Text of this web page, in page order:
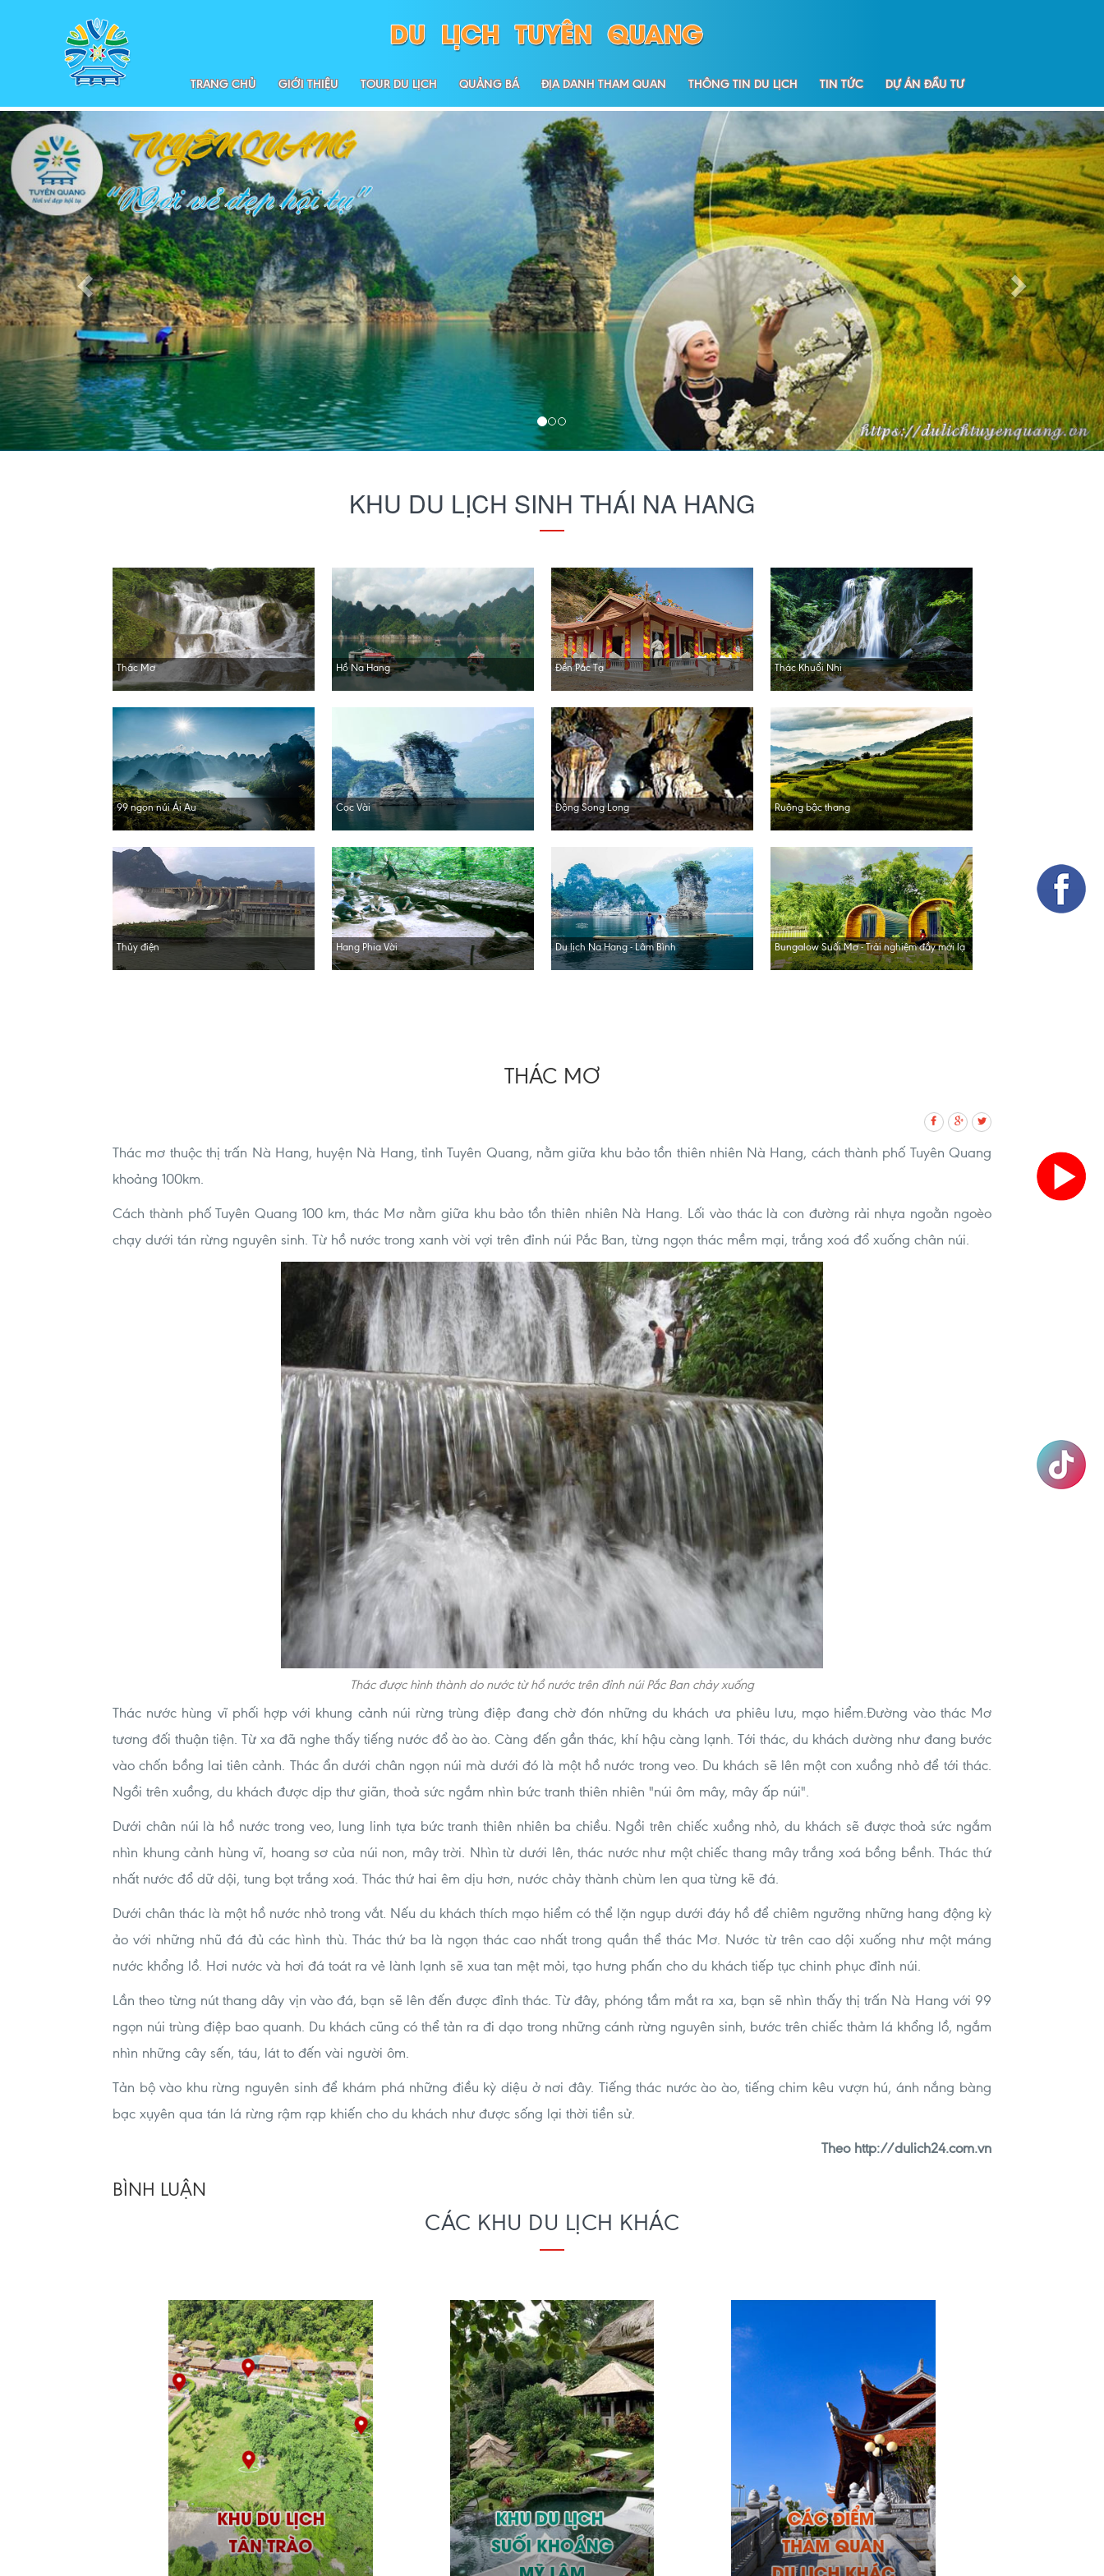
TRANG CHỦ GIỚI THIỆU TOUR DU LỊCH QUẢNG BÁ ĐỊA DANH THAM QUAN THÔNG TIN DU LỊCH TIN TỨC DỰ ÁN ĐẦU TƯ
KHU DU LỊCH SINH THÁI NA HANG
Thác Mơ Hồ Na Hang Đền Pắc Tạ Thác Khuổi Nhi
99 ngọn núi Ái Au Cọc Vài Động Song Long Ruộng bậc thang
Thủy điện Hang Phia Vài Du lịch Na Hang - Lâm Bình Bungalow Suối Mơ - Trải nghiệm đầy mới lạ
THÁC MƠ
Thác mơ thuộc thị trấn Nà Hang, huyện Nà Hang, tỉnh Tuyên Quang, nằm giữa khu bảo tồn thiên nhiên Nà Hang, cách thành phố Tuyên Quang
khoảng 100km.
Cách thành phố Tuyên Quang 100 km, thác Mơ nằm giữa khu bảo tồn thiên nhiên Nà Hang. Lối vào thác là con đường rải nhựa ngoằn ngoèo
chạy dưới tán rừng nguyên sinh. Từ hồ nước trong xanh vời vợi trên đỉnh núi Pắc Ban, từng ngọn thác mềm mại, trắng xoá đổ xuống chân núi.
Thác được hình thành do nước từ hồ nước trên đỉnh núi Pắc Ban chảy xuống
Thác nước hùng vĩ phối hợp với khung cảnh núi rừng trùng điệp đang chờ đón những du khách ưa phiêu lưu, mạo hiểm.Đường vào thác Mơ
tương đối thuận tiện. Từ xa đã nghe thấy tiếng nước đổ ào ào. Càng đến gần thác, khí hậu càng lạnh. Tới thác, du khách dường như đang bước
vào chốn bồng lai tiên cảnh. Thác ẩn dưới chân ngọn núi mà dưới đó là một hồ nước trong veo. Du khách sẽ lên một con xuồng nhỏ để tới thác.
Ngồi trên xuồng, du khách được dịp thư giãn, thoả sức ngắm nhìn bức tranh thiên nhiên "núi ôm mây, mây ấp núi".
Dưới chân núi là hồ nước trong veo, lung linh tựa bức tranh thiên nhiên ba chiều. Ngồi trên chiếc xuồng nhỏ, du khách sẽ được thoả sức ngắm
nhìn khung cảnh hùng vĩ, hoang sơ của núi non, mây trời. Nhìn từ dưới lên, thác nước như một chiếc thang mây trắng xoá bồng bềnh. Thác thứ
nhất nước đổ dữ dội, tung bọt trắng xoá. Thác thứ hai êm dịu hơn, nước chảy thành chùm len qua từng kẽ đá.
Dưới chân thác là một hồ nước nhỏ trong vắt. Nếu du khách thích mạo hiểm có thể lặn ngụp dưới đáy hồ để chiêm ngưỡng những hang động kỳ
ảo với những nhũ đá đủ các hình thù. Thác thứ ba là ngọn thác cao nhất trong quần thể thác Mơ. Nước từ trên cao dội xuống như một máng
nước khổng lồ. Hơi nước và hơi đá toát ra vẻ lành lạnh sẽ xua tan mệt mỏi, tạo hưng phấn cho du khách tiếp tục chinh phục đỉnh núi.
Lần theo từng nút thang dây vịn vào đá, bạn sẽ lên đến được đỉnh thác. Từ đây, phóng tầm mắt ra xa, bạn sẽ nhìn thấy thị trấn Nà Hang với 99
ngọn núi trùng điệp bao quanh. Du khách cũng có thể tản ra đi dạo trong những cánh rừng nguyên sinh, bước trên chiếc thảm lá khổng lồ, ngắm
nhìn những cây sến, táu, lát to đến vài người ôm.
Tản bộ vào khu rừng nguyên sinh để khám phá những điều kỳ diệu ở nơi đây. Tiếng thác nước ào ào, tiếng chim kêu vượn hú, ánh nắng bàng
bạc xụyên qua tán lá rừng rậm rạp khiến cho du khách như được sống lại thời tiền sử.
Theo http://dulich24.com.vn
BÌNH LUẬN
CÁC KHU DU LỊCH KHÁC